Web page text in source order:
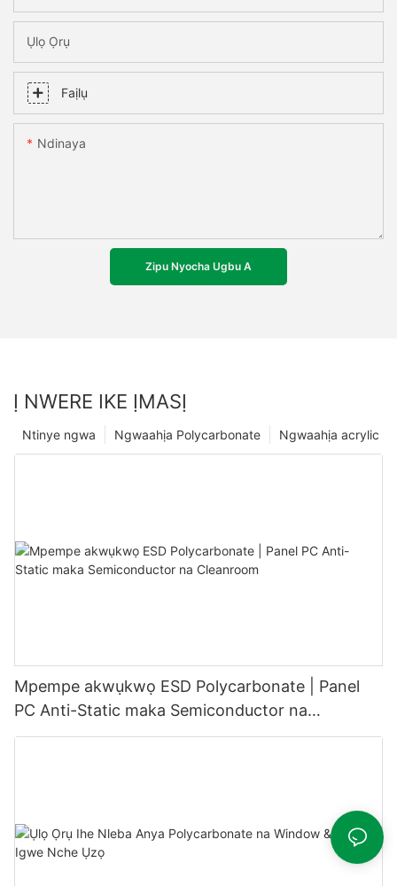
Ụlọ Ọrụ
Faịlụ
Ndinaya
Zipu Nyocha Ugbu A
Ị NWERE IKE ỊMASỊ
Ngwaahịa acrylic
Ngwaahịa Polycarbonate
Ntinye ngwa
Mpempe akwụkwọ ESD Polycarbonate | Panel
PC Anti-Static maka Semiconductor na
Cleanroom